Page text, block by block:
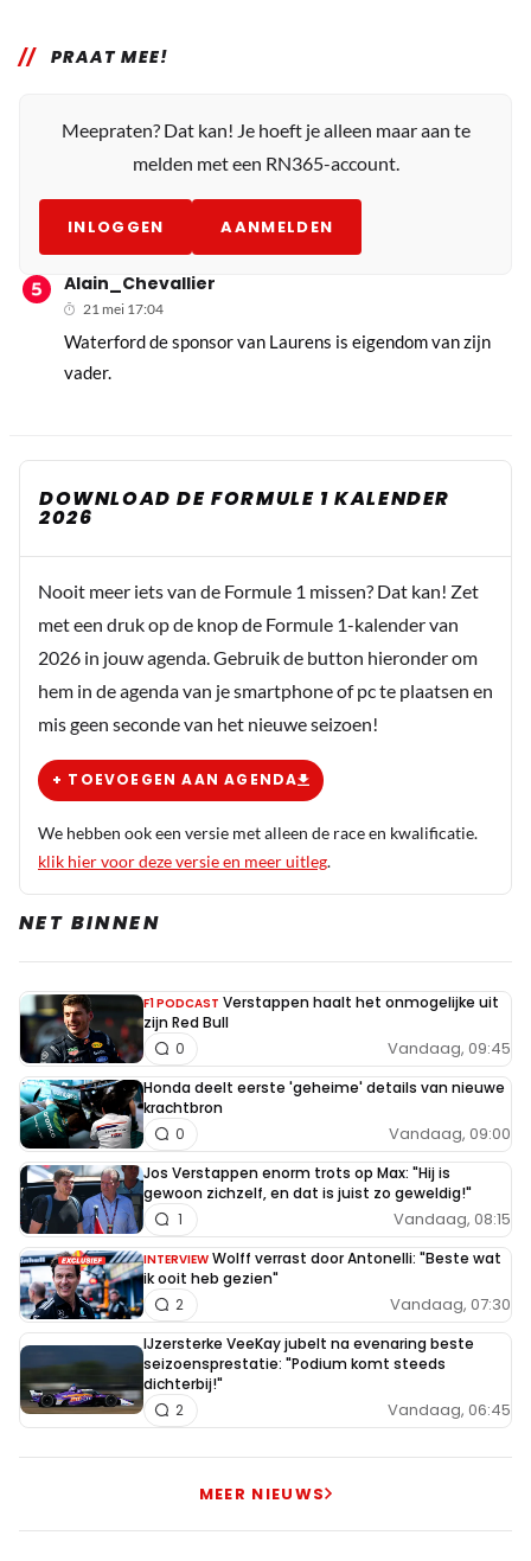
PRAAT MEE!
Meepraten? Dat kan! Je hoeft je alleen maar aan te
melden met een RN365-account.
INLOGGEN AANMELDEN
Alain_Chevallier
21 mei 17:04
Waterford de sponsor van Laurens is eigendom van zijn
vader.
DOWNLOAD DE FORMULE 1 KALENDER
2026
Nooit meer iets van de Formule 1 missen? Dat kan! Zet
met een druk op de knop de Formule 1-kalender van
2026 in jouw agenda. Gebruik de button hieronder om
hem in de agenda van je smartphone of pc te plaatsen en
mis geen seconde van het nieuwe seizoen!
+ TOEVOEGEN AAN AGENDA
We hebben ook een versie met alleen de race en kwalificatie.
klik hier voor deze versie en meer uitleg.
NET BINNEN
F1 PODCAST Verstappen haalt het onmogelijke uit
zijn Red Bull
Vandaag, 09:45
0
Honda deelt eerste 'geheime' details van nieuwe
krachtbron
Vandaag, 09:00
0
Jos Verstappen enorm trots op Max: "Hij is
gewoon zichzelf, en dat is juist zo geweldig!"
Vandaag, 08:15
1
INTERVIEW Wolff verrast door Antonelli: "Beste wat
ik ooit heb gezien"
Vandaag, 07:30
2
IJzersterke VeeKay jubelt na evenaring beste
seizoensprestatie: "Podium komt steeds
dichterbij!"
Vandaag, 06:45
2
MEER NIEUWS